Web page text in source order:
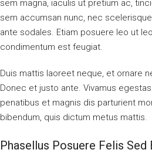
sem magna, iaculis ut pretium ac,
sem accumsan nunc, nec
ante sodales. Etiam posuere leo ut
condimentum est feugiat.
Duis mattis laoreet neque, et ornare
Donec et justo ante. Vivamus
penatibus et magnis dis parturient
bibendum, quis dictum metus mattis.
Phasellus Posuere Felis